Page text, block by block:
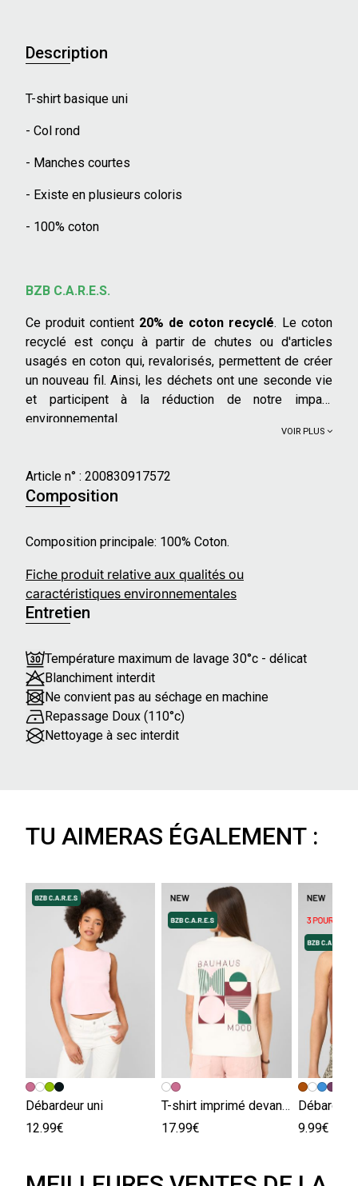
Description
T-shirt basique uni
- Col rond
- Manches courtes
- Existe en plusieurs coloris
- 100% coton
BZB C.A.R.E.S.
Ce produit contient 20% de coton recyclé. Le coton
recyclé est conçu à partir de chutes ou d'articles
usagés en coton qui, revalorisés, permettent de créer
un nouveau fil. Ainsi, les déchets ont une seconde vie
et participent à la réduction de notre impact
environnemental.
VOIR PLUS
Article n° : 200830917572
Composition
Composition principale: 100% Coton.
Fiche produit relative aux qualités ou
caractéristiques environnementales
Entretien
Température maximum de lavage 30°c - délicat
Blanchiment interdit
Ne convient pas au séchage en machine
Repassage Doux (110°c)
Nettoyage à sec interdit
TU AIMERAS ÉGALEMENT :
Débardeur uni
12.99€
T-shirt imprimé devant / dos
17.99€
9.99€